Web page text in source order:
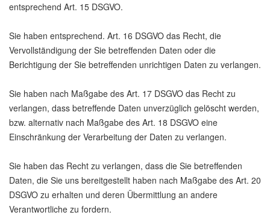
entsprechend Art. 15 DSGVO.
Sie haben entsprechend. Art. 16 DSGVO das Recht, die
Vervollständigung der Sie betreffenden Daten oder die
Berichtigung der Sie betreffenden unrichtigen Daten zu verlangen.
Sie haben nach Maßgabe des Art. 17 DSGVO das Recht zu
verlangen, dass betreffende Daten unverzüglich gelöscht werden,
bzw. alternativ nach Maßgabe des Art. 18 DSGVO eine
Einschränkung der Verarbeitung der Daten zu verlangen.
Sie haben das Recht zu verlangen, dass die Sie betreffenden
Daten, die Sie uns bereitgestellt haben nach Maßgabe des Art. 20
DSGVO zu erhalten und deren Übermittlung an andere
Verantwortliche zu fordern.